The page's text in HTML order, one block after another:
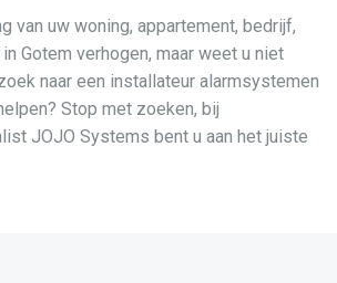
van uw woning, appartement, bedrijf,
Gotem verhogen, maar weet u niet
naar een installateur alarmsystemen
Stop met zoeken, bij
JOJO Systems bent u aan het juiste